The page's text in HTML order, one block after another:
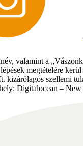
valamint a
megtételére
szellemi
Digitalocean –